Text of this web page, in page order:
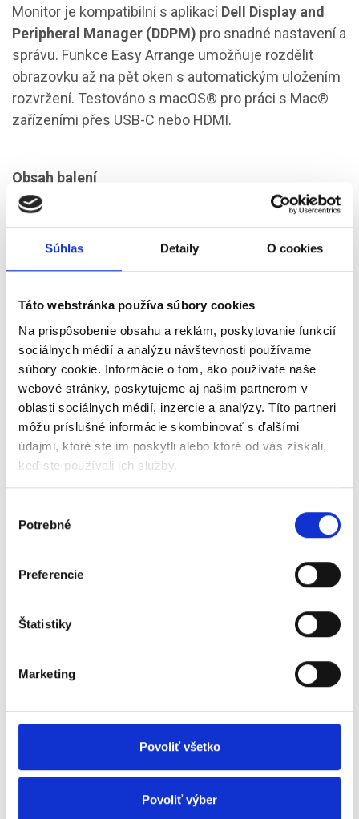
Súhlas Detaily O cookies
Táto webstránka používa súbory cookies
Na prispôsobenie obsahu a reklám, poskytovanie funkcií
sociálnych médií a analýzu návštevnosti používame
súbory cookie. Informácie o tom, ako používate naše
webové stránky, poskytujeme aj našim partnerom v
oblasti sociálnych médií, inzercie a analýzy. Títo partneri
môžu príslušné informácie skombinovať s ďalšími
údajmi, ktoré ste im poskytli alebo ktoré od vás získali,
keď ste používali ich služby.
súhlasu
Potrebné
Preferencie
Štatistiky
Marketing
Povoliť všetko
Povoliť výber
Monitor je kompatibilní s aplikacíDell Display and
Peripheral Manager (DDPM) pro snadné nastavení a
správu. Funkce Easy Arrange umožňuje rozdělit
obrazovku až na pět oken s automatickým uložením
rozvržení. Testováno s macOS® pro práci s Mac®
zařízeními přes USB-C nebo HDMI.
Obsah balení
Monitor, stojan, napájecí kabel, USB-C kabel 5 Gbps
environmentálními informacemi.